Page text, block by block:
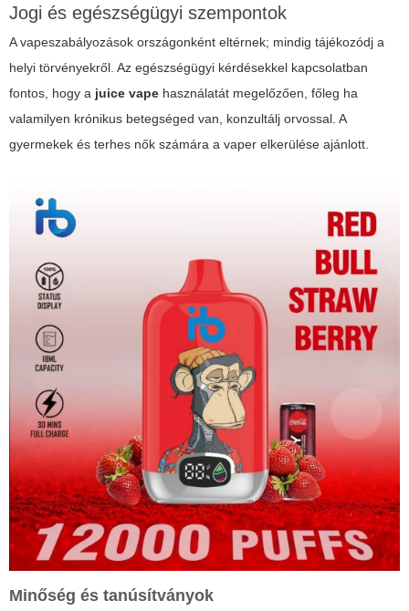
Jogi és egészségügyi szempontok
A vapeszabályozások országonként eltérnek; mindig tájékozódj a
helyi törvényekről. Az egészségügyi kérdésekkel kapcsolatban
fontos, hogy a juice vape használatát megelőzően, főleg ha
valamilyen krónikus betegséged van, konzultálj orvossal. A
gyermekek és terhes nők számára a vaper elkerülése ajánlott.
Minőség és tanúsítványok